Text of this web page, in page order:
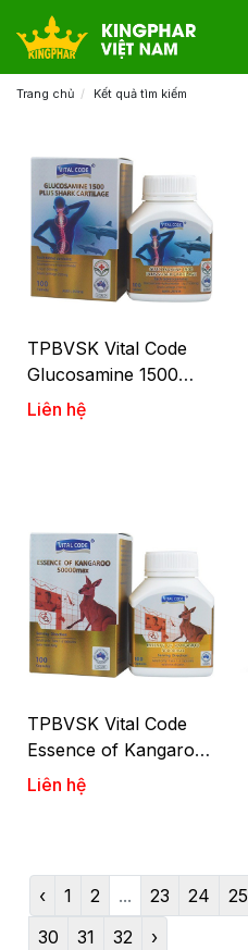
Trang chủ Kết quả tìm kiếm
TPBVSK Vital Code
Glucosamine 1500
plus Shark Cartilage
Liên hệ
TPBVSK Vital Code
Essence of Kangaroo
50000Max
Liên hệ
‹ 1 2 ... 23 24 25
30
31 32 ›